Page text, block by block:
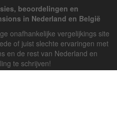
beoordelingen en
in Nederland en België
onafhankelijke vergelijkings site
of juist slechte ervaringen met
en de rest van Nederland en
te schrijven!